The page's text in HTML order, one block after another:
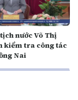
nước Võ Thị
kiểm tra công tác
Nai